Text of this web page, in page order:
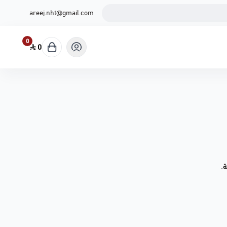
areej.nht@gmail.com
0
0